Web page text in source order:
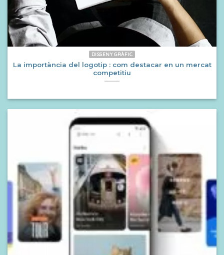
DISSENY GRÀFIC
La importància del logotip : com destacar en un mercat
competitiu